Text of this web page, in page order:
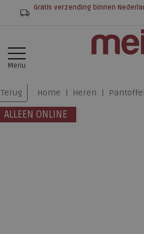
Gratis verzending binnen
Menu
Terug Home Heren
ALLEEN ONLINE